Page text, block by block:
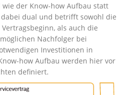
der Know-how Aufbau statt
dual und betrifft sowohl die
als auch die
Nachfolger bei
Investitionen in
how Aufbau werden hier vor
definiert.